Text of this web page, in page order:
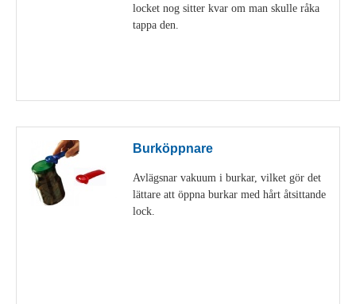
locket nog sitter kvar om man skulle råka
tappa den.
Burköppnare
Avlägsnar vakuum i burkar, vilket gör det
lättare att öppna burkar med hårt åtsittande
lock.